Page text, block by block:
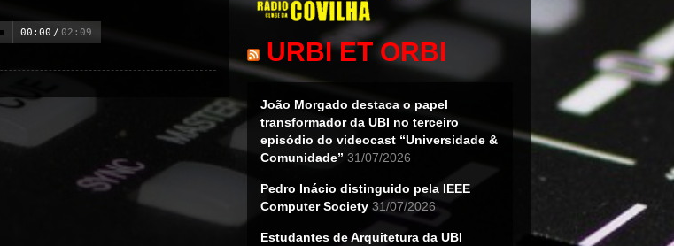
URBI ET ORBI
João Morgado destaca o papel
transformador da UBI no terceiro
episódio do videocast “Universidade &
Comunidade” 31/07/2026
Pedro Inácio distinguido pela IEEE
Computer Society 31/07/2026
Estudantes de Arquitetura da UBI
00:00 / 02:09